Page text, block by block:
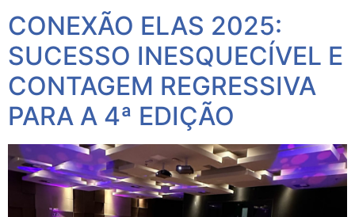
CONEXÃO ELAS 2025:
SUCESSO INESQUECÍVEL E
CONTAGEM REGRESSIVA
PARA A 4ª EDIÇÃO